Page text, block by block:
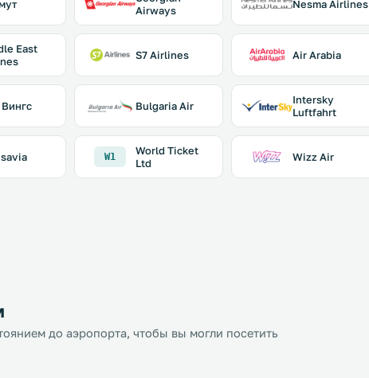
Airways
Nesma Airlines
East
S7 Airlines Air Arabia
Bulgaria Air
Intersky
Luftfahrt
W1
World Ticket
Ltd
Wizz Air
до аэропорта, чтобы вы могли посетить